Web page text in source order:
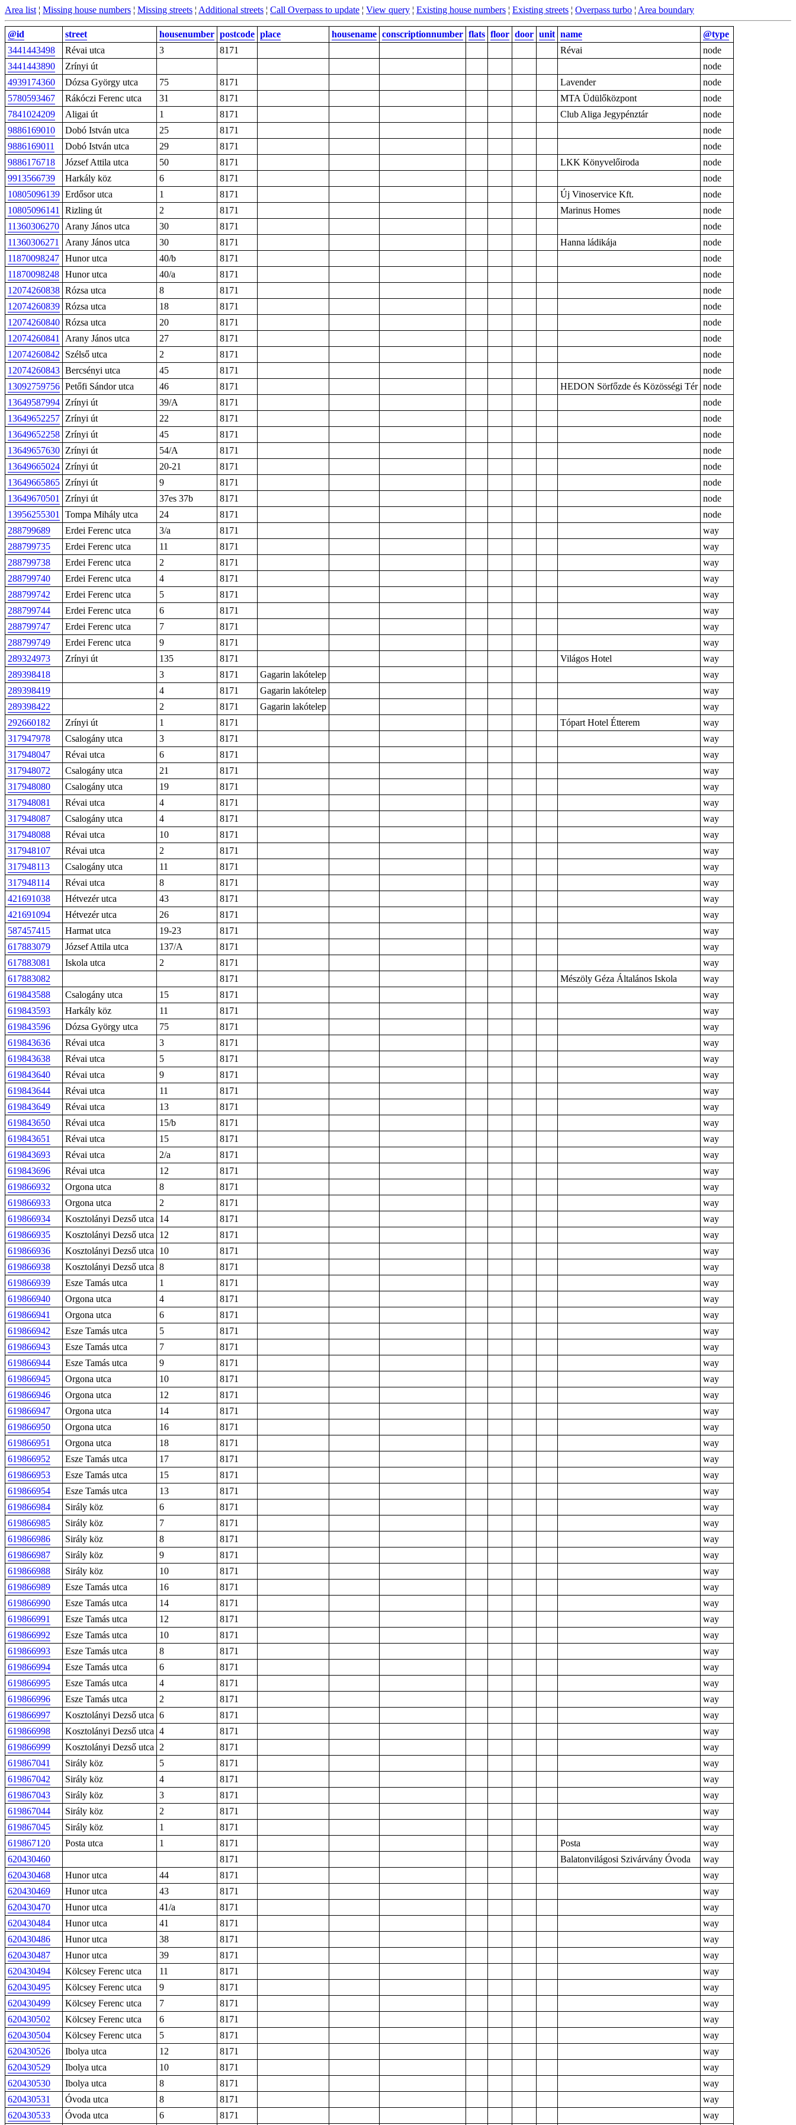
Area list ¦ Missing house numbers ¦ Missing streets ¦ Additional streets ¦ Call Overpass to update ¦ View query ¦ Existing house numbers ¦ Existing streets ¦ Overpass turbo ¦ Area boundary
@id street housenumber postcode place housename conscriptionnumber flats floor door unit name
@type
3441443498
Révai utca 3 8171 Révai
node
3441443890
Zrínyi út
node
4939174360
Dózsa György utca 75 8171 Lavender
node
5780593467
Rákóczi Ferenc utca 31 8171 MTA Üdülőközpont
node
7841024209
Aligai út 1 8171 Club Aliga Jegypénztár
node
9886169010
Dobó István utca 25 8171
node
9886169011
Dobó István utca 29 8171
node
9886176718
József Attila utca 50 8171 LKK Könyvelőiroda
node
9913566739
Harkály köz 6 8171
node
10805096139 Erdősor utca 1 8171 Új Vinoservice Kft.
node
10805096141
Rizling út 2 8171 Marinus Homes
node
11360306270
Arany János utca 30 8171
node
11360306271
Arany János utca 30 8171 Hanna ládikája
node
11870098247 Hunor utca 40/b 8171
node
11870098248 Hunor utca 40/a 8171
node
12074260838 Rózsa utca 8 8171
node
12074260839 Rózsa utca 18 8171
node
12074260840 Rózsa utca 20 8171
node
12074260841
Arany János utca 27 8171
node
12074260842
Szélső utca 2 8171
node
12074260843 Bercsényi utca 45 8171
node
13092759756 Petőfi Sándor utca 46 8171 HEDON Sörfőzde és Közösségi Tér node
13649587994 Zrínyi út 39/A 8171
node
13649652257 Zrínyi út 22 8171
node
13649652258 Zrínyi út 45 8171
node
13649657630 Zrínyi út 54/A 8171
node
13649665024 Zrínyi út 20-21 8171
node
13649665865 Zrínyi út 9 8171
node
13649670501
Zrínyi út 37es 37b 8171
node
13956255301
Tompa Mihály utca 24 8171
node
288799689
Erdei Ferenc utca 3/a 8171
way
288799735
Erdei Ferenc utca 11 8171
way
288799738
Erdei Ferenc utca 2 8171
way
288799740
Erdei Ferenc utca 4 8171
way
288799742
Erdei Ferenc utca 5 8171
way
288799744
Erdei Ferenc utca 6 8171
way
288799747
Erdei Ferenc utca 7 8171
way
288799749
Erdei Ferenc utca 9 8171
way
289324973
Zrínyi út 135 8171 Világos Hotel
way
289398418
3 8171 Gagarin lakótelep
way
289398419
4 8171 Gagarin lakótelep
way
289398422
2 8171 Gagarin lakótelep
way
292660182
Zrínyi út 1 8171 Tópart Hotel Étterem
way
317947978
Csalogány utca 3 8171
way
317948047
Révai utca 6 8171
way
317948072
Csalogány utca 21 8171
way
317948080
Csalogány utca 19 8171
way
317948081
Révai utca 4 8171
way
317948087
Csalogány utca 4 8171
way
317948088
Révai utca 10 8171
way
317948107
Révai utca 2 8171
way
317948113
Csalogány utca 11 8171
way
317948114
Révai utca 8 8171
way
421691038
Hétvezér utca 43 8171
way
421691094
Hétvezér utca 26 8171
way
587457415
Harmat utca 19-23 8171
way
617883079
József Attila utca 137/A 8171
way
617883081
Iskola utca 2 8171
way
617883082
8171 Mészöly Géza Általános Iskola
way
619843588
Csalogány utca 15 8171
way
619843593
Harkály köz 11 8171
way
619843596
Dózsa György utca 75 8171
way
619843636
Révai utca 3 8171
way
619843638
Révai utca 5 8171
way
619843640
Révai utca 9 8171
way
619843644
Révai utca 11 8171
way
619843649
Révai utca 13 8171
way
619843650
Révai utca 15/b 8171
way
619843651
Révai utca 15 8171
way
619843693
Révai utca 2/a 8171
way
619843696
Révai utca 12 8171
way
619866932
Orgona utca 8 8171
way
619866933
Orgona utca 2 8171
way
619866934
Kosztolányi Dezső utca 14 8171
way
619866935
Kosztolányi Dezső utca 12 8171
way
619866936
Kosztolányi Dezső utca 10 8171
way
619866938
Kosztolányi Dezső utca 8 8171
way
619866939
Esze Tamás utca 1 8171
way
619866940
Orgona utca 4 8171
way
619866941
Orgona utca 6 8171
way
619866942
Esze Tamás utca 5 8171
way
619866943
Esze Tamás utca 7 8171
way
619866944
Esze Tamás utca 9 8171
way
619866945
Orgona utca 10 8171
way
619866946
Orgona utca 12 8171
way
619866947
Orgona utca 14 8171
way
619866950
Orgona utca 16 8171
way
619866951
Orgona utca 18 8171
way
619866952
Esze Tamás utca 17 8171
way
619866953
Esze Tamás utca 15 8171
way
619866954
Esze Tamás utca 13 8171
way
619866984
Sirály köz 6 8171
way
619866985
Sirály köz 7 8171
way
619866986
Sirály köz 8 8171
way
619866987
Sirály köz 9 8171
way
619866988
Sirály köz 10 8171
way
619866989
Esze Tamás utca 16 8171
way
619866990
Esze Tamás utca 14 8171
way
619866991
Esze Tamás utca 12 8171
way
619866992
Esze Tamás utca 10 8171
way
619866993
Esze Tamás utca 8 8171
way
619866994
Esze Tamás utca 6 8171
way
619866995
Esze Tamás utca 4 8171
way
619866996
Esze Tamás utca 2 8171
way
619866997
Kosztolányi Dezső utca 6 8171
way
619866998
Kosztolányi Dezső utca 4 8171
way
619866999
Kosztolányi Dezső utca 2 8171
way
619867041
Sirály köz 5 8171
way
619867042
Sirály köz 4 8171
way
619867043
Sirály köz 3 8171
way
619867044
Sirály köz 2 8171
way
619867045
Sirály köz 1 8171
way
619867120
Posta utca 1 8171 Posta
way
620430460
8171 Balatonvilágosi Szivárvány Óvoda
way
620430468
Hunor utca 44 8171
way
620430469
Hunor utca 43 8171
way
620430470
Hunor utca 41/a 8171
way
620430484
Hunor utca 41 8171
way
620430486
Hunor utca 38 8171
way
620430487
Hunor utca 39 8171
way
620430494
Kölcsey Ferenc utca 11 8171
way
620430495
Kölcsey Ferenc utca 9 8171
way
620430499
Kölcsey Ferenc utca 7 8171
way
620430502
Kölcsey Ferenc utca 6 8171
way
620430504
Kölcsey Ferenc utca 5 8171
way
620430526
Ibolya utca 12 8171
way
620430529
Ibolya utca 10 8171
way
620430530
Ibolya utca 8 8171
way
620430531
Óvoda utca 8 8171
way
620430533
Óvoda utca 6 8171 way